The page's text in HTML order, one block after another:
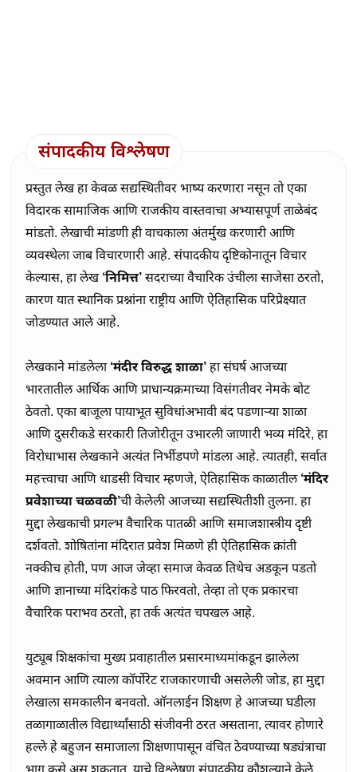
संपादकीय विश्लेषण
प्रस्तुत लेख हा केवळ सद्यस्थितीवर भाष्य करणारा नसून तो एका
विदारक सामाजिक आणि राजकीय वास्तवाचा अभ्यासपूर्ण ताळेबंद
मांडतो. लेखाची मांडणी ही वाचकाला अंतर्मुख करणारी आणि
व्यवस्थेला जाब विचारणारी आहे. संपादकीय दृष्टिकोनातून विचार
केल्यास, हा लेख ‘निमित्त’ सदराच्या वैचारिक उंचीला साजेसा ठरतो,
कारण यात स्थानिक प्रश्नांना राष्ट्रीय आणि ऐतिहासिक परिप्रेक्ष्यात
जोडण्यात आले आहे.
लेखकाने मांडलेला ‘मंदीर विरुद्ध शाळा’ हा संघर्ष आजच्या
भारतातील आर्थिक आणि प्राधान्यक्रमाच्या विसंगतीवर नेमके बोट
ठेवतो. एका बाजूला पायाभूत सुविधांअभावी बंद पडणाऱ्या शाळा
आणि दुसरीकडे सरकारी तिजोरीतून उभारली जाणारी भव्य मंदिरे, हा
विरोधाभास लेखकाने अत्यंत निर्भीडपणे मांडला आहे. त्यातही, सर्वात
महत्त्वाचा आणि धाडसी विचार म्हणजे, ऐतिहासिक काळातील ‘मंदिर
प्रवेशाच्या चळवळी’ची केलेली आजच्या सद्यस्थितीशी तुलना. हा
मुद्दा लेखकाची प्रगल्भ वैचारिक पातळी आणि समाजशास्त्रीय दृष्टी
दर्शवतो. शोषितांना मंदिरात प्रवेश मिळणे ही ऐतिहासिक क्रांती
नक्कीच होती, पण आज जेव्हा समाज केवळ तिथेच अडकून पडतो
आणि ज्ञानाच्या मंदिरांकडे पाठ फिरवतो, तेव्हा तो एक प्रकारचा
वैचारिक पराभव ठरतो, हा तर्क अत्यंत चपखल आहे.
युट्यूब शिक्षकांचा मुख्य प्रवाहातील प्रसारमाध्यमांकडून झालेला
अवमान आणि त्याला कॉर्पोरेट राजकारणाची असलेली जोड, हा मुद्दा
लेखाला समकालीन बनवतो. ऑनलाईन शिक्षण हे आजच्या घडीला
तळागाळातील विद्यार्थ्यांसाठी संजीवनी ठरत असताना, त्यावर होणारे
हल्ले हे बहुजन समाजाला शिक्षणापासून वंचित ठेवण्याच्या षड्यंत्राचा
भाग कसे असू शकतात, याचे विश्लेषण संपादकीय कौशल्याने केले